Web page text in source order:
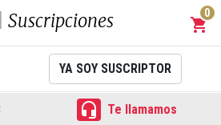
Suscripciones shopping_cart
0
YA SOY SUSCRIPTOR
 Te llamamos